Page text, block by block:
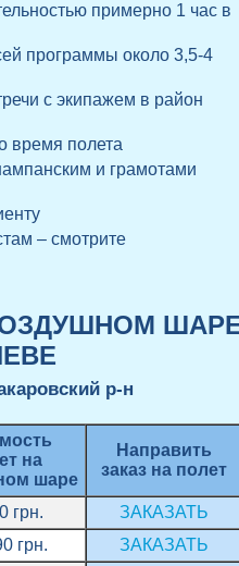
примерно 1 час в
программы около 3,5-4
с экипажем в район
время полета
и грамотами
– смотрите
р-н
на
шаре
Направить
заказ на полет
грн.
ЗАКАЗАТЬ
грн.
ЗАКАЗАТЬ